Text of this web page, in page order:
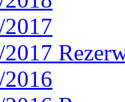
2017
2016